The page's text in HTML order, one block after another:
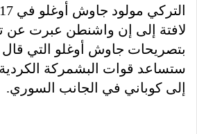
لافتة إلى إن واشنطن عبرت عن
بتصريحات جاوش أوغلو التي قال
ستساعد قوات البشمركة
إلى كوباني في الجانب السوري.